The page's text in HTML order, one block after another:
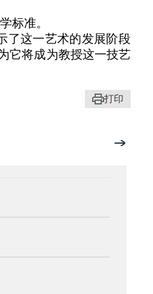
标准。
了这一艺术的发展阶段
它将成为教授这一技艺
打印